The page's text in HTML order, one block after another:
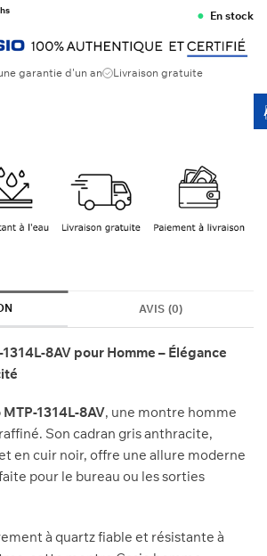
Le
prix
actuel
est :
En stock
garantie d'un an Livraison gratuite
AVIS (0)
8AV pour Homme – Élégance
MTP-1314L-8AV, une montre homme
Son cadran gris anthracite,
en cuir noir, offre une allure moderne
pour le bureau ou les sorties
à quartz fiable et résistante à